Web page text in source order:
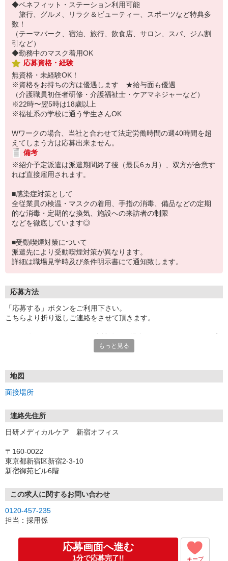
◆ベネフィット・ステーション利用可能
旅行、グルメ、リラク＆ビューティー、スポーツなど特典多
数！
（テーマパーク、宿泊、旅行、飲食店、サロン、スパ、ジム割
引など）
◆勤務中のマスク着用OK
応募資格・経験
無資格・未経験OK！
※資格をお持ちの方は優遇します ★給与面も優遇
（介護職員初任者研修・介護福祉士・ケアマネジャーなど）
※22時〜翌5時は18歳以上
※福祉系の学校に通う学生さんOK
Wワークの場合、当社と合わせて法定労働時間の週40時間を超
えてしまう方は応募出来ません。
備考
※紹介予定派遣は派遣期間終了後（最長6ヵ月）、双方が合意す
れば直接雇用されます。
■感染症対策として
全従業員の検温・マスクの着用、手指の消毒、備品などの定期
的な消毒・定期的な換気、施設への来訪者の制限
などを徹底しています◎
■受動喫煙対策について
派遣先により受動喫煙対策が異なります。
詳細は職場見学時及び条件明示書にて通知致します。
応募方法
「応募する」ボタンをご利用下さい。
こちらより折り返しご連絡をさせて頂きます。
もっと見る
地図
面接場所
連絡先住所
日研メディカルケア 新宿オフィス
〒160-0022
東京都新宿区新宿2-3-10
新宿御苑ビル6階
この求人に関するお問い合わせ
0120-457-235
担当：採用係
応募画面へ進む
1分で応募完了!! キープ